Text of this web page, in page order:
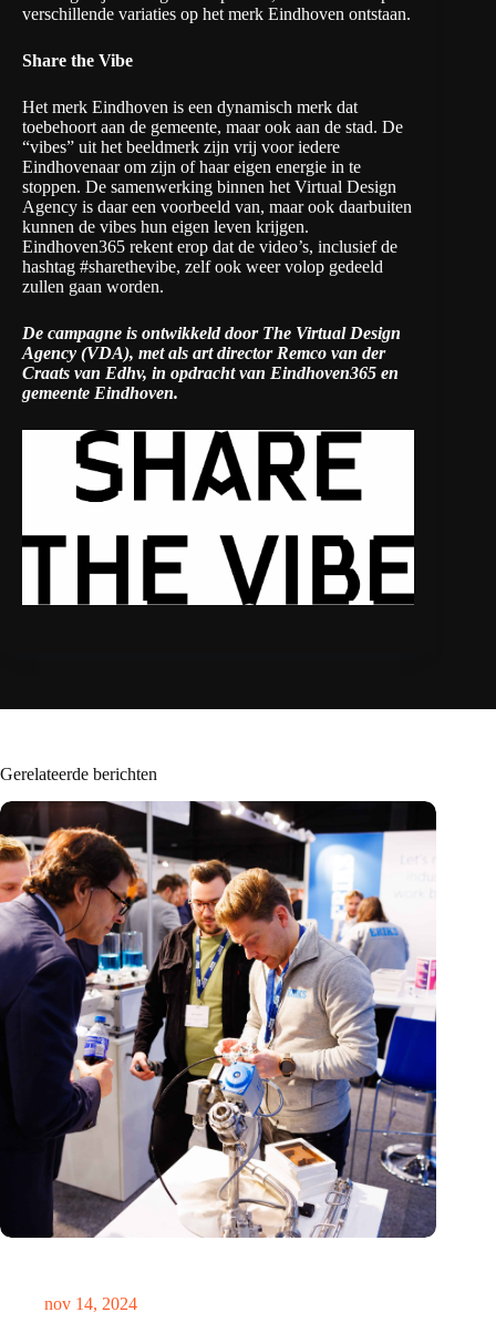
verschillende variaties op het merk Eindhoven ontstaan.
Share the Vibe
Het merk Eindhoven is een dynamisch merk dat
toebehoort aan de gemeente, maar ook aan de stad. De
“vibes” uit het beeldmerk zijn vrij voor iedere
Eindhovenaar om zijn of haar eigen energie in te
stoppen. De samenwerking binnen het Virtual Design
Agency is daar een voorbeeld van, maar ook daarbuiten
kunnen de vibes hun eigen leven krijgen.
Eindhoven365 rekent erop dat de video’s, inclusief de
hashtag #sharethevibe, zelf ook weer volop gedeeld
zullen gaan worden.
De campagne is ontwikkeld door The Virtual Design
Agency (VDA), met als art director Remco van der
Craats van Edhv, in opdracht van Eindhoven365 en
gemeente Eindhoven.
Gerelateerde berichten
nov 14, 2024